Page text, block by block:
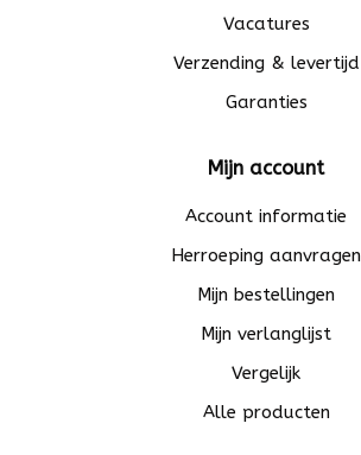
Vacatures
Verzending & levertijd
Garanties
Mijn account
Account informatie
Herroeping aanvragen
Mijn bestellingen
Mijn verlanglijst
Vergelijk
Alle producten